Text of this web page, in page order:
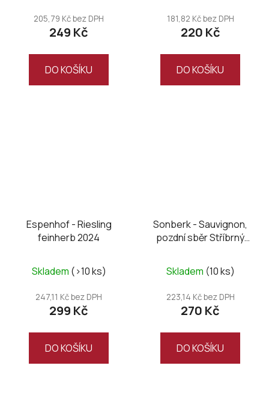
205,79 Kč bez DPH
249 Kč
DO KOŠÍKU
181,82 Kč bez DPH
220 Kč
DO KOŠÍKU
Espenhof - Riesling
feinherb 2024
Skladem (>10 ks)
247,11 Kč bez DPH
299 Kč
DO KOŠÍKU
Sonberk - Sauvignon,
pozdní sběr Stříbrný
Skladem (10 ks)
223,14 Kč bez DPH
270 Kč
DO KOŠÍKU